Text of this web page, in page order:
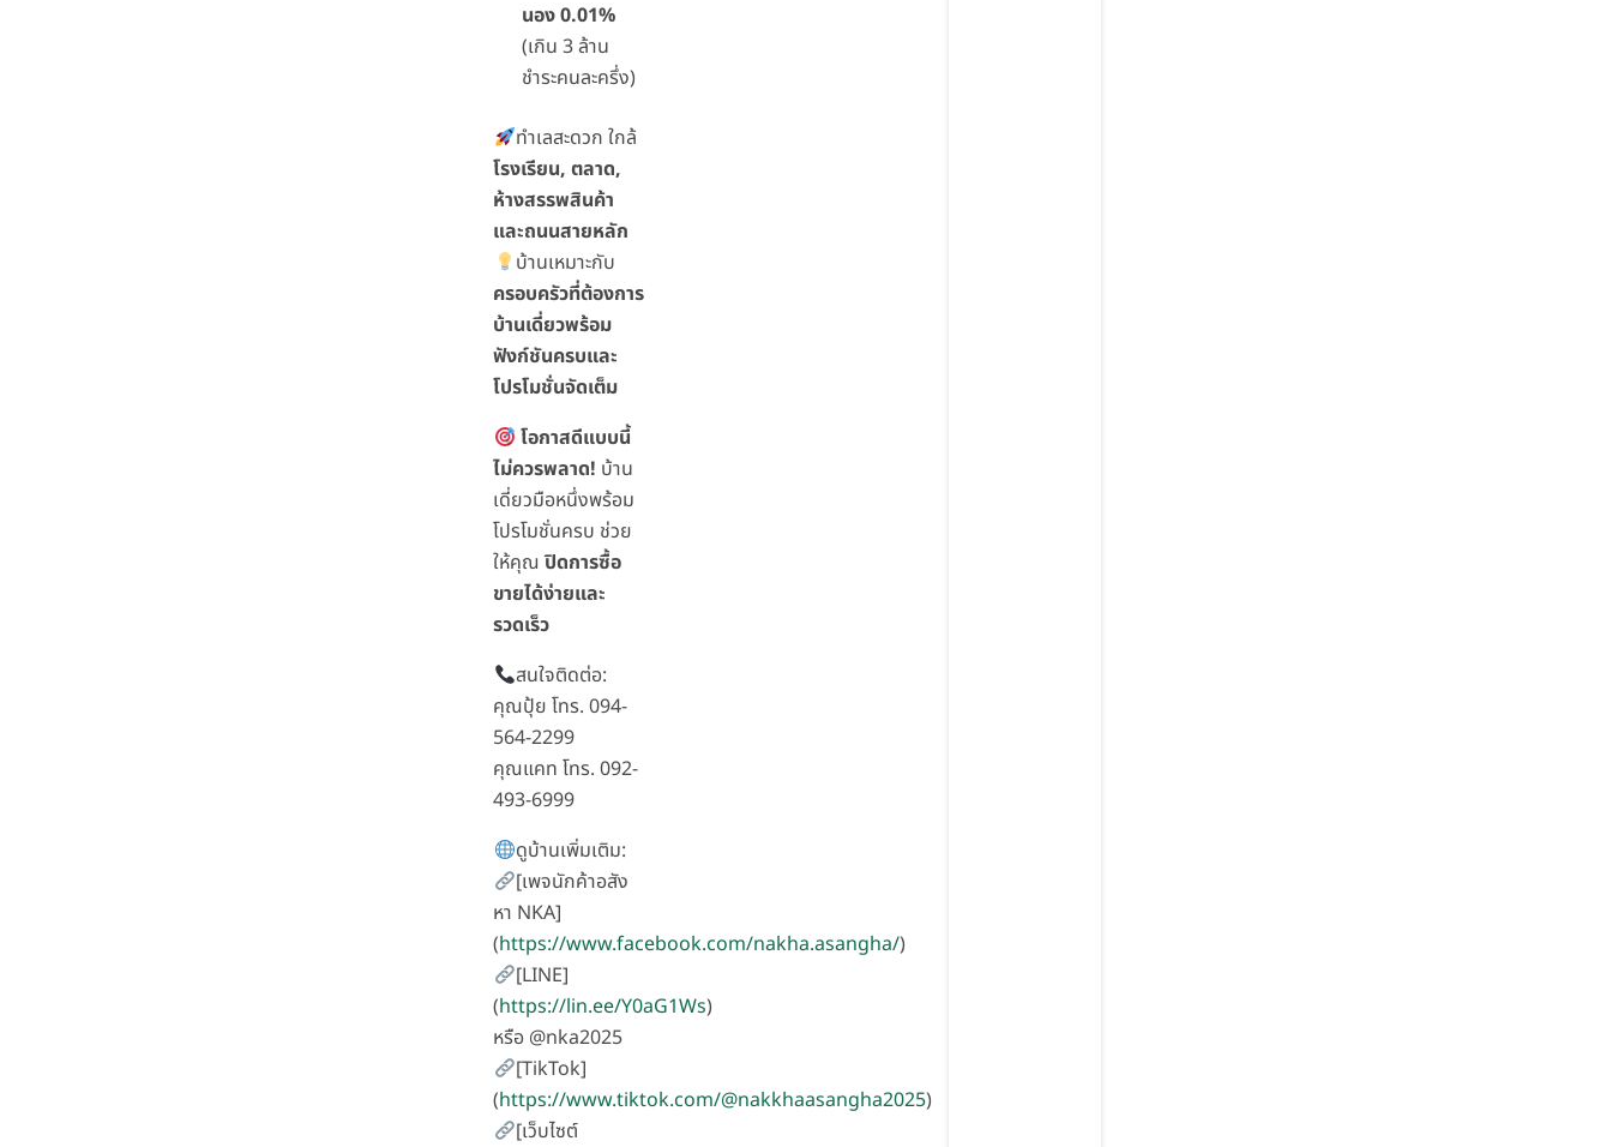
นอง 0.01%
(เกิน 3 ล้าน
ชำระคนละครึ่ง)
ทำเลสะดวก ใกล้
โรงเรียน, ตลาด,
ห้างสรรพสินค้า
และถนนสายหลัก
บ้านเหมาะกับ
ครอบครัวที่ต้องการ
บ้านเดี่ยวพร้อม
ฟังก์ชันครบและ
โปรโมชั่นจัดเต็ม
โอกาสดีแบบนี้
ไม่ควรพลาด! บ้าน
เดี่ยวมือหนึ่งพร้อม
โปรโมชั่นครบ ช่วย
ให้คุณปิดการซื้อ
ขายได้ง่ายและ
รวดเร็ว
สนใจติดต่อ:
คุณปุ้ย โทร. 094-
564-2299
คุณแคท โทร. 092-
493-6999
ดูบ้านเพิ่มเติม:
[เพจนักค้าอสัง
หา NKA]
(https://www.facebook.com/nakha.asangha/)
[LINE]
(https://lin.ee/Y0aG1Ws)
หรือ @nka2025
[TikTok]
(https://www.tiktok.com/@nakkhaasangha2025)
[เว็บไซต์